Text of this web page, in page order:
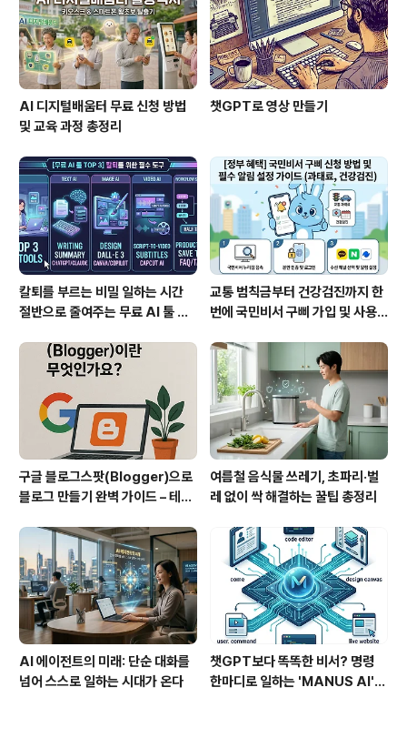
전환율을 높일 수 있습니다.반면, 부실한 상세페이지는 고
객의 이탈을 초래할 수 있습..
AI 디지털배움터 무료 신청 방법
및 교육 과정 총정리
챗GPT로 영상 만들기
칼퇴를 부르는 비밀 일하는 시간
절반으로 줄여주는 무료 AI 툴 T
교통 범칙금부터 건강검진까지 한
번에 국민비서 구삐 가입 및 사용
구글 블로그스팟(Blogger)으로
블로그 만들기 완벽 가이드 – 테마
여름철 음식물 쓰레기, 초파리·벌
레 없이 싹 해결하는 꿀팁 총정리
AI 에이전트의 미래: 단순 대화를
넘어 스스로 일하는 시대가 온다
챗GPT보다 똑똑한 비서? 명령
한마디로 일하는 'MANUS AI'